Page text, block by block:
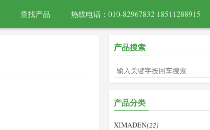
查找产品 热线电话：010-82967832 18511288915
产品搜索
产品分类
XIMADEN(22)